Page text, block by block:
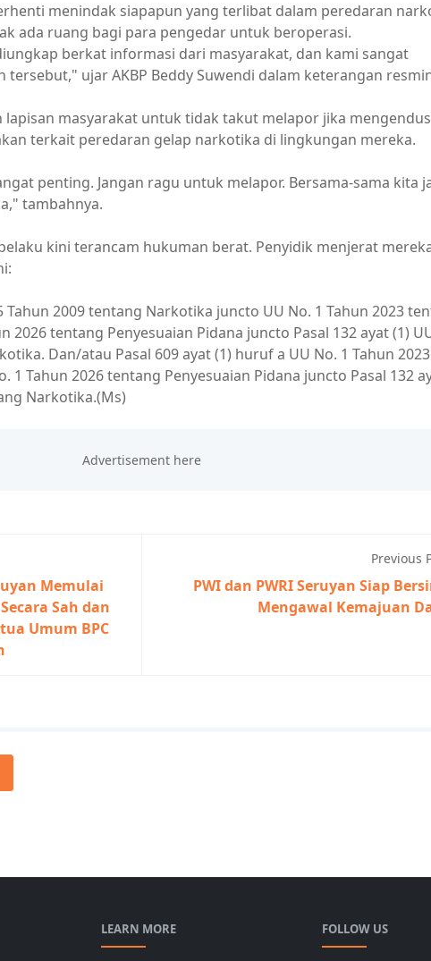
menindak siapapun yang terlibat dalam peredaran
ada ruang bagi para pengedar untuk beroperasi.
berkat informasi dari masyarakat, dan kami sangat
tersebut," ujar AKBP Beddy Suwendi dalam keterangan
masyarakat untuk tidak takut melapor jika mengendus
terkait peredaran gelap narkotika di lingkungan mereka.
penting. Jangan ragu untuk melapor. Bersama-sama kita
tambahnya.
kini terancam hukuman berat. Penyidik menjerat
Tahun 2009 tentang Narkotika juncto UU No. 1 Tahun 2023
2026 tentang Penyesuaian Pidana juncto Pasal 132 ayat (1)
Dan/atau Pasal 609 ayat (1) huruf a UU No. 1 Tahun 2023
1 Tahun 2026 tentang Penyesuaian Pidana juncto Pasal 132
Narkotika.(Ms)
Memulai
Sah dan
Umum BPC
Previous
PWI dan PWRI Seruyan Siap
Mengawal Kemajuan
LEARN MORE FOLLOW US